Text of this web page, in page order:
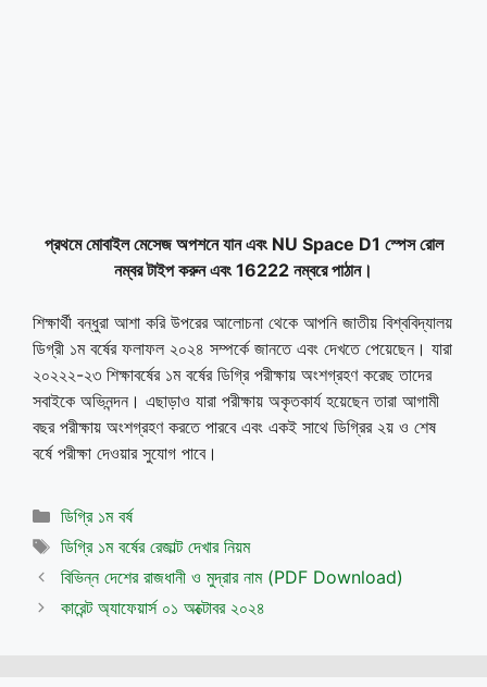
প্রথমে মোবাইল মেসেজ অপশনে যান এবং NU Space D1 স্পেস রোল
নম্বর টাইপ করুন এবং16222 নম্বরে পাঠান।
শিক্ষার্থী বন্ধুরা আশা করি উপরের আলোচনা থেকে আপনি জাতীয় বিশ্ববিদ্যালয়
ডিগ্রী ১ম বর্ষের ফলাফল ২০২৪ সম্পর্কে জানতে এবং দেখতে পেয়েছেন। যারা
২০২২২-২৩ শিক্ষাবর্ষের ১ম বর্ষের ডিগ্রি পরীক্ষায় অংশগ্রহণ করেছ তাদের
সবাইকে অভিনন্দন। এছাড়াও যারা পরীক্ষায় অকৃতকার্য হয়েছেন তারা আগামী
বছর পরীক্ষায় অংশগ্রহণ করতে পারবে এবং একই সাথে ডিগ্রির ২য় ও শেষ
বর্ষে পরীক্ষা দেওয়ার সুযোগ পাবে।
Categories
ডিগ্রি ১ম বর্ষ
Tags
ডিগ্রি ১ম বর্ষের রেজাল্ট দেখার নিয়ম
বিভিন্ন দেশের রাজধানী ও মুদ্রার নাম (PDF Download)
কারেন্ট অ্যাফেয়ার্স ০১ অক্টোবর ২০২৪